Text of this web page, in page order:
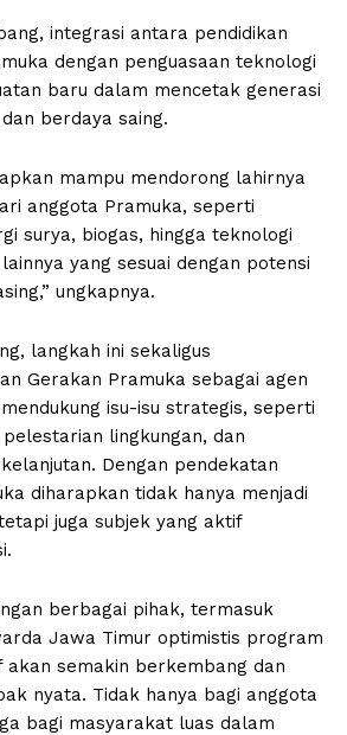
integrasi antara pendidikan
dengan penguasaan teknologi
baru dalam mencetak generasi
berdaya saing.
mampu mendorong lahirnya
anggota Pramuka, seperti
surya, biogas, hingga teknologi
yang sesuai dengan potensi
ungkapnya.
langkah ini sekaligus
Gerakan Pramuka sebagai agen
isu-isu strategis, seperti
lingkungan, dan
Dengan pendekatan
diharapkan tidak hanya menjadi
juga subjek yang aktif
berbagai pihak, termasuk
Jawa Timur optimistis program
akan semakin berkembang dan
nyata. Tidak hanya bagi anggota
bagi masyarakat luas dalam